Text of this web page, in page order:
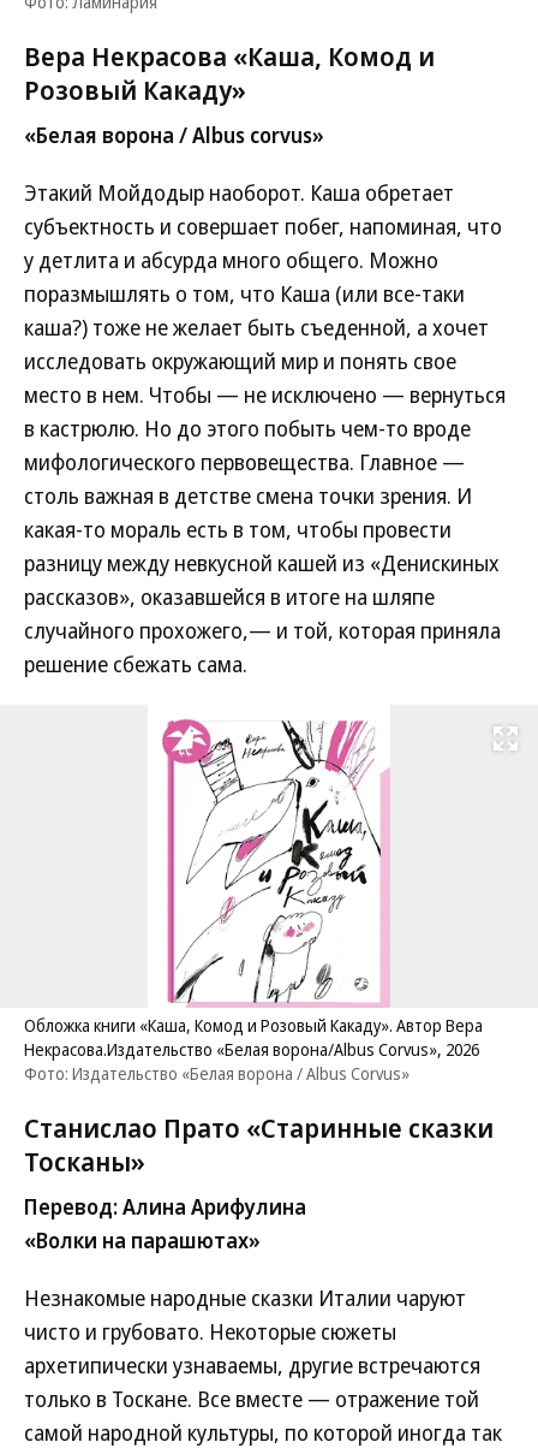
Вера Некрасова «Каша, Комод и
Розовый Какаду»
«Белая ворона / Albus corvus»
Этакий Мойдодыр наоборот. Каша обретает
субъектность и совершает побег, напоминая, что
у детлита и абсурда много общего. Можно
поразмышлять о том, что Каша (или все-таки
каша?) тоже не желает быть съеденной, а хочет
исследовать окружающий мир и понять свое
место в нем. Чтобы — не исключено — вернуться
в кастрюлю. Но до этого побыть чем-то вроде
мифологического первовещества. Главное —
столь важная в детстве смена точки зрения. И
какая-то мораль есть в том, чтобы провести
разницу между невкусной кашей из «Денискиных
рассказов», оказавшейся в итоге на шляпе
случайного прохожего,— и той, которая приняла
решение сбежать сама.
Развернуть
Обложка книги «Каша, Комод и Розовый Какаду». Автор Вера
Некрасова.Издательство «Белая ворона/Albus Corvus», 2026
Фото: Издательство «Белая ворона / Albus Corvus»
Станислао Прато «Старинные сказки
Тосканы»
Перевод: Алина Арифулина
«Волки на парашютах»
Незнакомые народные сказки Италии чаруют
чисто и грубовато. Некоторые сюжеты
архетипически узнаваемы, другие встречаются
только в Тоскане. Все вместе — отражение той
самой народной культуры, по которой иногда так